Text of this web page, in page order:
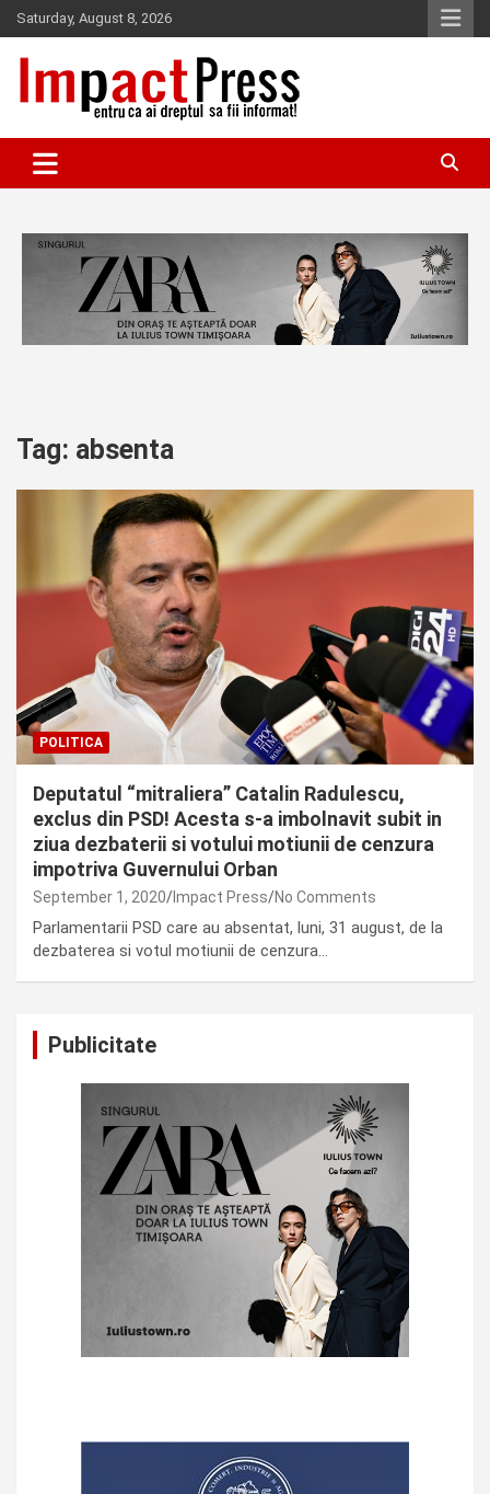
Skip
to
content
Saturday, August 8, 2026
IMPACTPRESS
Tag: absenta
POLITICA
Deputatul “mitraliera” Catalin Radulescu,
exclus din PSD! Acesta s-a imbolnavit subit in
ziua dezbaterii si votului motiunii de cenzura
impotriva Guvernului Orban
September 1, 2020 Impact Press No Comments
Parlamentarii PSD care au absentat, luni, 31 august, de la
dezbaterea si votul motiunii de cenzura…
Publicitate